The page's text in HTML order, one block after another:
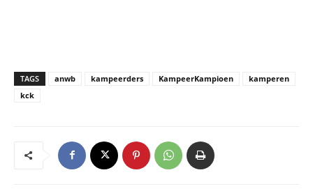
TAGS anwb kampeerders KampeerKampioen
kamperen
kck